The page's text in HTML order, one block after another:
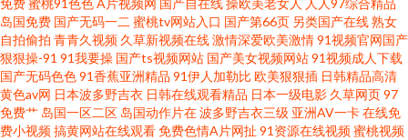
九九国产二区 免费看成人a级 www.com.cn大片免费的 三级在线看片 国产美
女精 樱桃视频国产丝袜一区 欧美黑人又粗又大又爽 超碰爱久 手机在线电影
网 国产亚洲制服 永久免费看A片无码播放器不卡 日韩大乳视频中文字幕 国产
免费蜜桃91色色A片视频网 国产自在线操欧美老女人 人人97综合精品
岛国免费 国产无码一二 蜜桃tv网站入口 国产第66页 另类国产在线熟女
自拍偷拍 青青久视频 久草新视频在线激情深爱欧美激情91视频官网国产
狠狠操-91 91我要操 国产ts视频网站 国产美女视频网站91视频成人下载
国产无码色色91香蕉亚洲精品 91伊人加勒比欧美狠狠插 日韩精品高清
黄色av网 日本波多野吉衣 日韩在线观看精品 日本一级电影 久草网页97
免费艹 岛国一区二区 岛国动作片在波多野吉衣三级 亚洲AV一卡在线免
费小视频搞黄网站在线观看免费色情A片网扯 91资源在线视频蜜桃视频